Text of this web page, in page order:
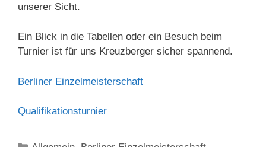
unserer Sicht.
Ein Blick in die Tabellen oder ein Besuch beim
Turnier ist für uns Kreuzberger sicher spannend.
Berliner Einzelmeisterschaft
Qualifikationsturnier